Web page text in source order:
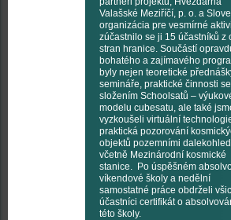
Valašské Meziříčí, p. o. a
organizácia pre vesmírné
zúčastnilo se ji 15 účastníků z
stran hranice. Součástí
bohatého a zajímavého
byly nejen teoretické
semináře, praktické činnosti se
složením Schoolsatů –
modelu cubesatu, ale také
vyzkoušeli virtuální
praktická pozorování
objektů pozemními
včetně Mezinárodní kosmické
stanice. Po úspěšném
víkendové školy a nedělní
samostatné práce obdrželi
účastníci certifikát o
této školy.